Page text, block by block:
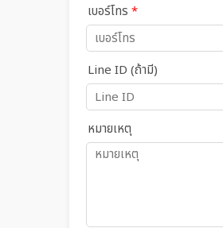
เบอร์โทร *
Line ID (ถ้ามี)
หมายเหตุ